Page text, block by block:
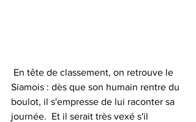
Siamois : dès que son humain rentre du
boulot, il s'empresse de lui raconter sa
journée.  Et il serait très vexé s'il